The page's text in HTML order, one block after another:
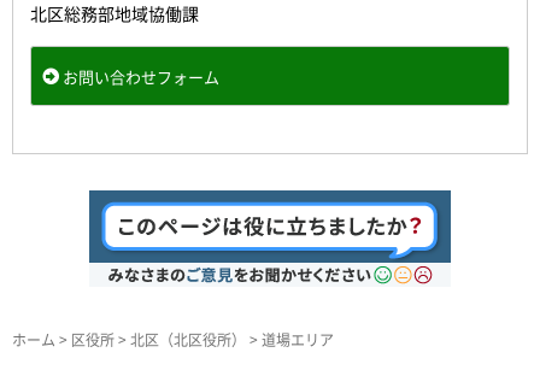
北区総務部地域協働課
お問い合わせフォーム
ホーム > 区役所> 北区（北区役所） > 道場エリア